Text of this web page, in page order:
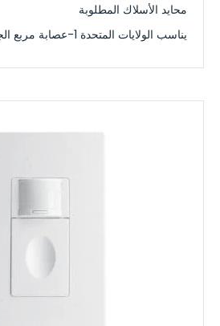
محايد الأسلاك المطلوبة
يناسب الولايات المتحدة 1-عصابة مربع الجدار